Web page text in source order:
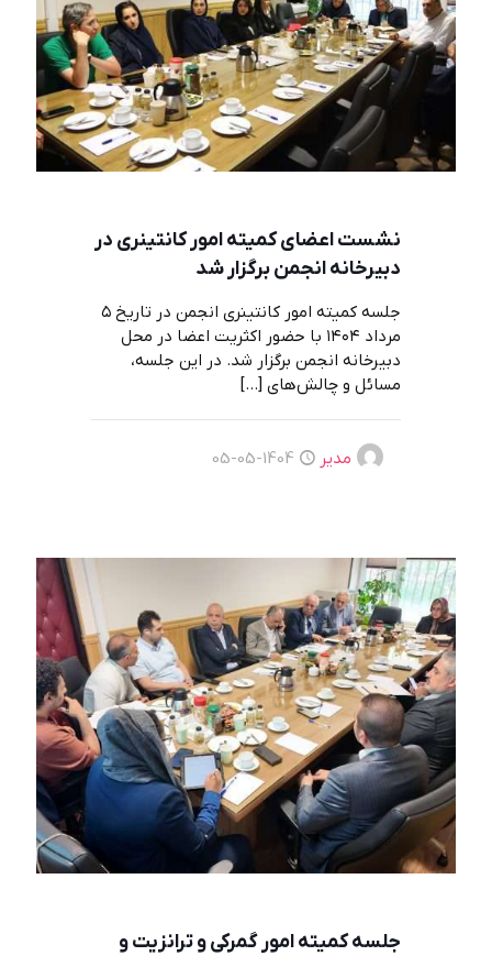
نشست اعضای کمیته امور کانتینری در
دبیرخانه انجمن برگزار شد
جلسه کمیته امور کانتینری انجمن در تاریخ ۵
مرداد ۱۴۰۴ با حضور اکثریت اعضا در محل
دبیرخانه انجمن برگزار شد. در این جلسه،
مسائل و چالش‌های […]
مدیر 1404-05-05
جلسه کمیته امور گمرکی و ترانزیت و